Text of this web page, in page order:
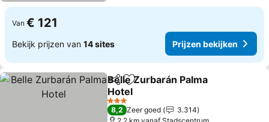
Van € 121
Bekijk prijzen van 14 sites Prijzen bekijken
DelenToevoegen aan favorieten
Belle Zurbarán Palma
Hotel
Prijzen bekijken
3 Sterren
8,2 Zeer goed
3.314